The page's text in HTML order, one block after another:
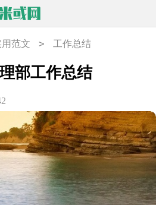
用范文 > 工作总结
部工作总结